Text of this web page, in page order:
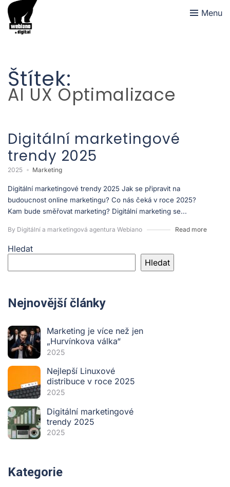
Menu
Štítek:
AI UX Optimalizace
Digitální marketingové
trendy 2025
2025 Marketing
Digitální marketingové trendy 2025 Jak se připravit na
budoucnost online marketingu? Co nás čeká v roce 2025?
Kam bude směřovat marketing? Digitální marketing se...
By Digitální a marketingová agentura Webiano Read more
Hledat
Hledat
Nejnovější články
Marketing je více než jen
„Hurvínkova válka“
2025
Nejlepší Linuxové
distribuce v roce 2025
2025
Digitální marketingové
trendy 2025
2025
Kategorie